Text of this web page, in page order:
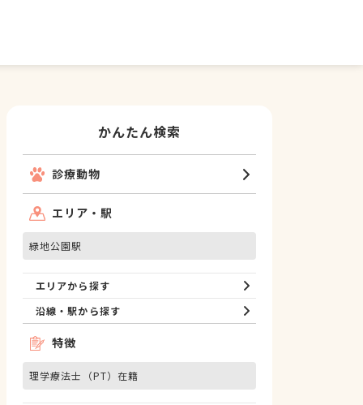
かんたん検索
診療動物
エリア・駅
緑地公園駅
エリアから探す
沿線・駅から探す
特徴
理学療法士（PT）在籍